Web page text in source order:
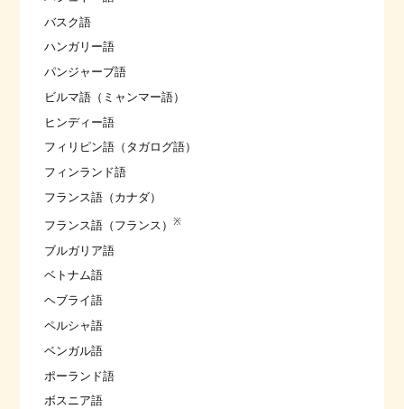
バスク語
ハンガリー語
パンジャーブ語
ビルマ語（ミャンマー語）
ヒンディー語
フィリピン語（タガログ語）
フィンランド語
フランス語（カナダ）
フランス語（フランス） ※
ブルガリア語
ベトナム語
ヘブライ語
ペルシャ語
ベンガル語
ポーランド語
ボスニア語